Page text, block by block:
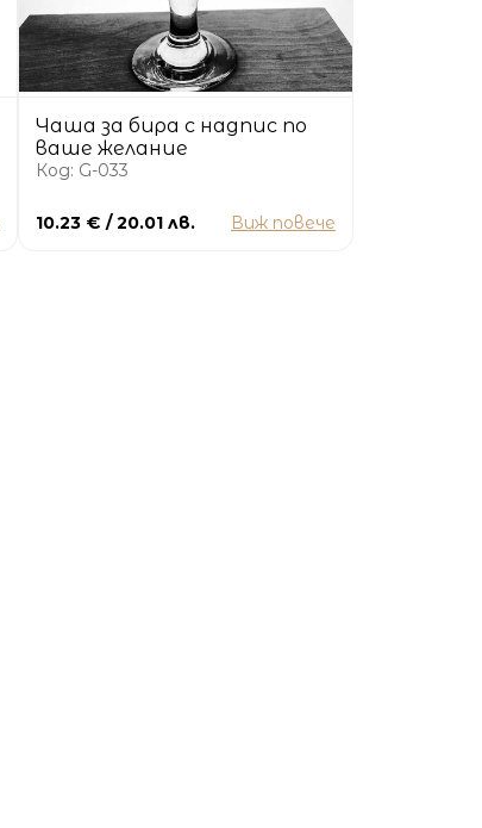
Чаша за бира с надпис по
ваше желание
Код: G-033
10.23 € / 20.01 лв. Виж повече